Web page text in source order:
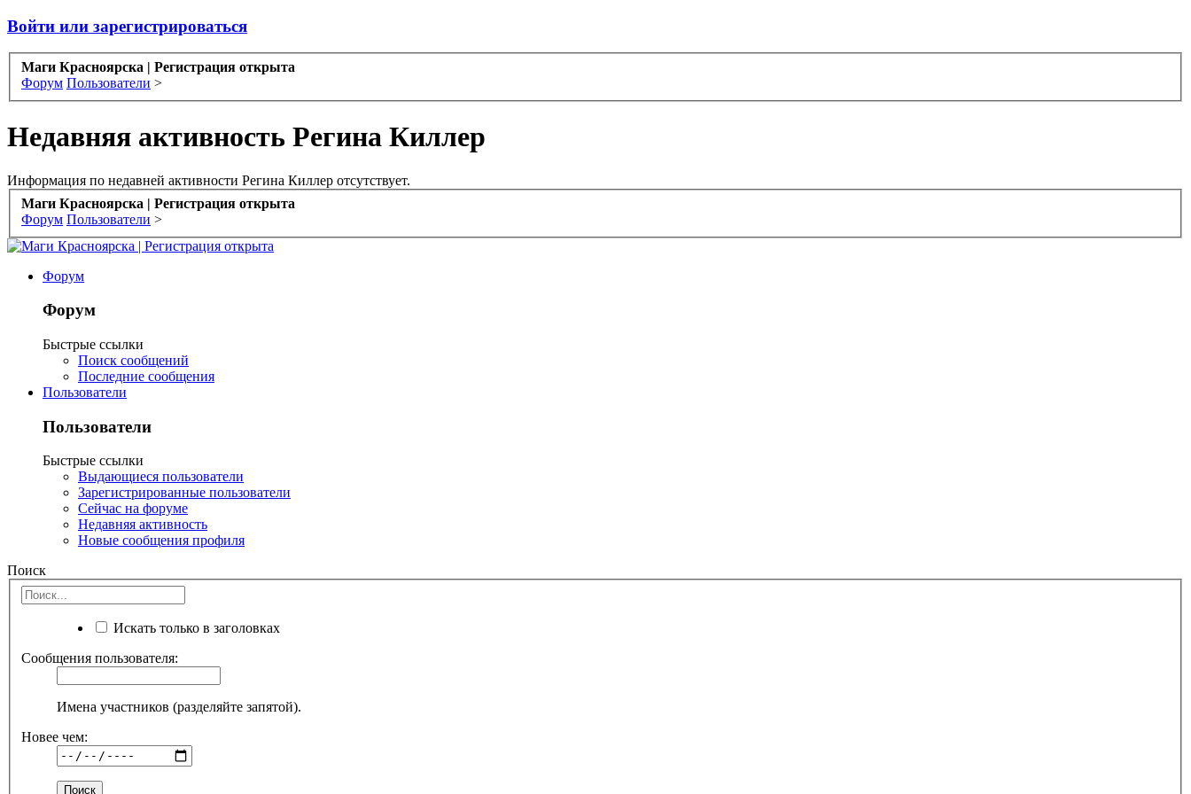
Войти или зарегистрироваться
Маги Красноярска | Регистрация открыта
Форум Пользователи >
Недавняя активность Регина Киллер
Информация по недавней активности Регина Киллер отсутствует.
Маги Красноярска | Регистрация открыта
Форум Пользователи >
Форум
Форум
Быстрые ссылки
Поиск сообщений
Последние сообщения
Пользователи
Пользователи
Быстрые ссылки
Выдающиеся пользователи
Зарегистрированные пользователи
Сейчас на форуме
Недавняя активность
Новые сообщения профиля
Поиск
Искать только в заголовках
Сообщения пользователя:
Имена участников (разделяйте запятой).
Новее чем: